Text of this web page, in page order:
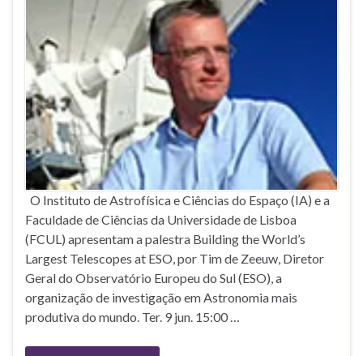
O Instituto de Astrofísica e Ciências do Espaço (IA) e a
Faculdade de Ciências da Universidade de Lisboa
(FCUL) apresentam a palestra Building the World’s
Largest Telescopes at ESO, por Tim de Zeeuw, Diretor
Geral do Observatório Europeu do Sul (ESO), a
organização de investigação em Astronomia mais
produtiva do mundo. Ter. 9 jun. 15:00 …